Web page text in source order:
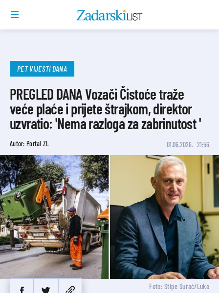
PET VIJESTI DANA
PREGLED DANA Vozači Čistoće traže
veće plaće i prijete štrajkom, direktor
uzvratio: 'Nema razloga za zabrinutost '
Autor: Portal ZL 01.06.2026. 21:56
Foto: Stipe Surać/Luka